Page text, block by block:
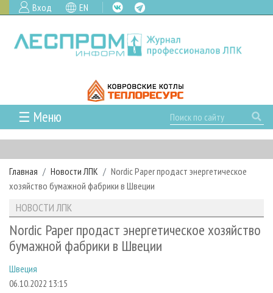
Вход EN
☰ Меню
ГЛАВНАЯ
РУБРИКИ И ТЕМЫ
РУБРИКИ ЖУРНАЛА
ЛЕСОЗАГОТОВКА
ЛЕСОПИЛЕНИЕ
СУШКА ДРЕВЕСИНЫ
НОВОСТИ
НОВОСТИ ЛПК
НОВОСТИ ЖУРНАЛА
ПРОЕКТЫ ЛПИ
АНАЛИТИКА
ПРЕДПРИЯТИЯ ЛПК
ПЕРСОНЫ
АРХИВ
АРХИВ ЖУРНАЛОВ
О ЖУРНАЛЕ
КОНТАКТЫ
РЕКЛАМОДАТЕЛЯМ
РЕКЛАМА
Главная Новости ЛПК
Nordic Paper продаст энергетическое
хозяйство бумажной фабрики в Швеции
НОВОСТИ ЛПК
Nordic Paper продаст энергетическое хозяйство
бумажной фабрики в Швеции
Швеция
06.10.2022 13:15